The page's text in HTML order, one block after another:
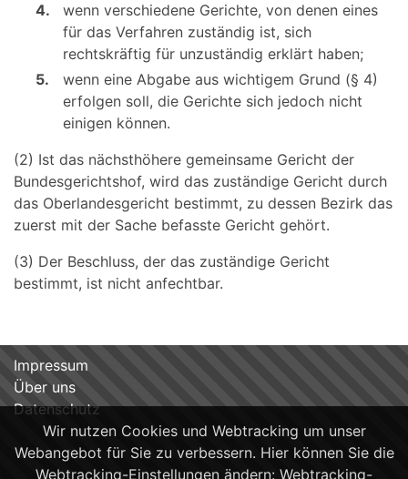
4.
wenn verschiedene Gerichte, von denen eines
für das Verfahren zuständig ist, sich
rechtskräftig für unzuständig erklärt haben;
5.
wenn eine Abgabe aus wichtigem Grund (§ 4)
erfolgen soll, die Gerichte sich jedoch nicht
einigen können.
(2) Ist das nächsthöhere gemeinsame Gericht der
Bundesgerichtshof, wird das zuständige Gericht durch
das Oberlandesgericht bestimmt, zu dessen Bezirk das
zuerst mit der Sache befasste Gericht gehört.
(3) Der Beschluss, der das zuständige Gericht
bestimmt, ist nicht anfechtbar.
Wir nutzen Cookies und Webtracking um unser
Webangebot für Sie zu verbessern. Hier können Sie die
Webtracking-Einstellungen ändern: Webtracking-
Impressum
Über uns
Datenschutz